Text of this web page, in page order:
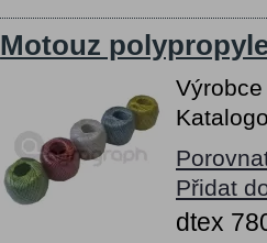
Motouz
Přidat
dtex